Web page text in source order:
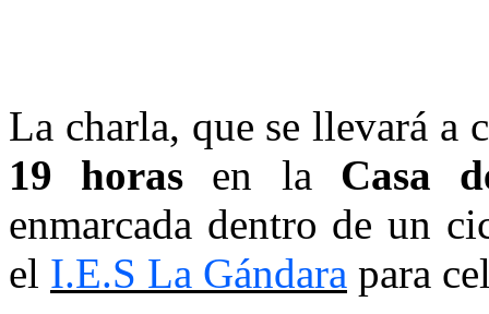
La charla, que se llevará a
19 horas en la Casa
enmarcada dentro de un
el I.E.S La Gándara para